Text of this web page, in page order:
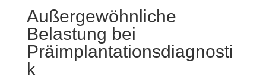
Außergewöhnliche
Belastung bei
Präimplantationsdiagnosti
k